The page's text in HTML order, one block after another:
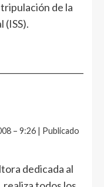
de la
(ISS).
– 9:26 | Publicado
dedicada al